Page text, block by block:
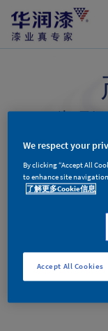
为环
墙面漆产品
墙面漆产品
We respect your
By clicking “Accept All
to enhance site
了解更多Cookie信息
Accept All Cookies